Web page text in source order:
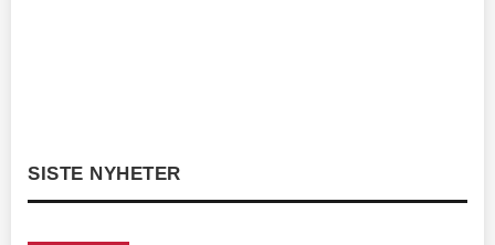
SISTE NYHETER